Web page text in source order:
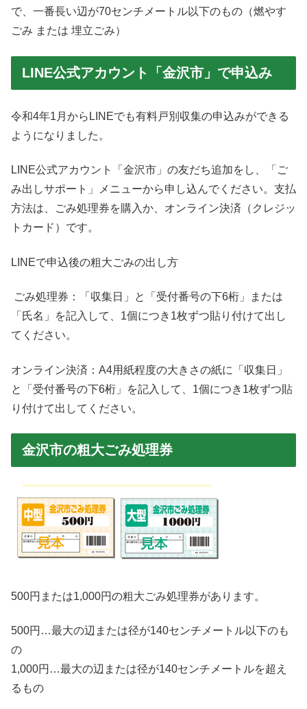
で、一番長い辺が70センチメートル以下のもの（燃やす
ごみ または 埋立ごみ）
LINE公式アカウント「金沢市」で申込み
令和4年1月からLINEでも有料戸別収集の申込みができる
ようになりました。
LINE公式アカウント「金沢市」の友だち追加をし、「ご
み出しサポート」メニューから申し込んでください。支払
方法は、ごみ処理券を購入か、オンライン決済（クレジッ
トカード）です。
LINEで申込後の粗大ごみの出し方
ごみ処理券：「収集日」と「受付番号の下6桁」または
「氏名」を記入して、1個につき1枚ずつ貼り付けて出し
てください。
オンライン決済：A4用紙程度の大きさの紙に「収集日」
と「受付番号の下6桁」を記入して、1個につき1枚ずつ貼
り付けて出してください。
金沢市の粗大ごみ処理券
500円または1,000円の粗大ごみ処理券があります。
500円…最大の辺または径が140センチメートル以下のも
の
1,000円…最大の辺または径が140センチメートルを超え
るもの